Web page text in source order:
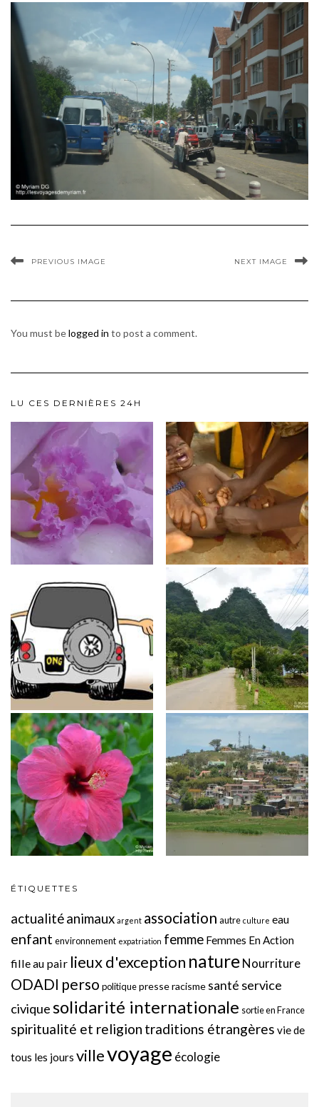
PREVIOUS IMAGE NEXT IMAGE
You must belogged in to post a comment.
LU CES DERNIÈRES 24H
ÉTIQUETTES
actualitéanimaux argent association autre culture eau
enfant environnement expatriation femme Femmes En Action
fille au pair lieux d'exception natureNourriture
ODADI perso politiquepresseracisme santé service
civiquesolidarité internationale sortie en France
spiritualité et religion traditions étrangères vie de
tous les jours villevoyage écologie